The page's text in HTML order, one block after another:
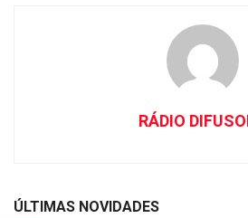
RÁDIO
ÚLTIMAS NOVIDADES